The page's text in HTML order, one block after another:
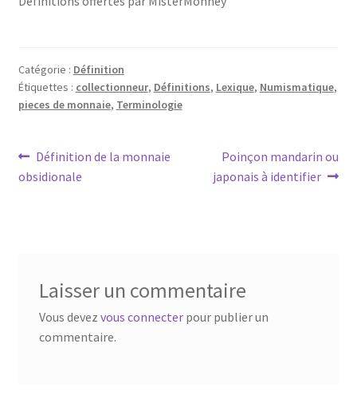
Catégorie : Définition
Étiquettes : collectionneur, Définitions, Lexique, Numismatique,
pieces de monnaie, Terminologie
Définition de la monnaie
obsidionale
Poinçon mandarin ou
japonais à identifier
Laisser un commentaire
Vous devez vous connecterpour publier un
commentaire.